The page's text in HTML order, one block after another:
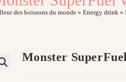
des boissons du monde» Energy drink»
Monster